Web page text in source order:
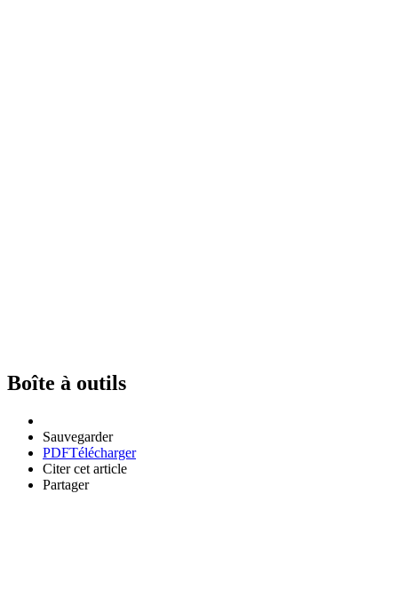
Boîte à outils
Sauvegarder
PDFTélécharger
Citer cet article
Partager